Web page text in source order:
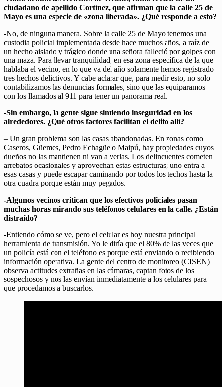
ciudadano de apellido Cortínez, que afirman que la calle 25 de
Mayo es una especie de «zona liberada». ¿Qué responde a esto?
-No, de ninguna manera. Sobre la calle 25 de Mayo tenemos una
custodia policial implementada desde hace muchos años, a raíz de
un hecho aislado y trágico donde una señora falleció por golpes con
una maza. Para llevar tranquilidad, en esa zona específica de la que
hablaba el vecino, en lo que va del año solamente hemos registrado
tres hechos delictivos. Y cabe aclarar que, para medir esto, no solo
contabilizamos las denuncias formales, sino que las equiparamos
con los llamados al 911 para tener un panorama real.
-Sin embargo, la gente sigue sintiendo inseguridad en los
alrededores. ¿Qué otros factores facilitan el delito allí?
– Un gran problema son las casas abandonadas. En zonas como
Caseros, Güemes, Pedro Echagüe o Maipú, hay propiedades cuyos
dueños no las mantienen ni van a verlas. Los delincuentes cometen
arrebatos ocasionales y aprovechan estas estructuras; uno entra a
esas casas y puede escapar caminando por todos los techos hasta la
otra cuadra porque están muy pegados.
-Algunos vecinos critican que los efectivos policiales pasan
muchas horas mirando sus teléfonos celulares en la calle. ¿Están
distraído?
-Entiendo cómo se ve, pero el celular es hoy nuestra principal
herramienta de transmisión. Yo le diría que el 80% de las veces que
un policía está con el teléfono es porque está enviando o recibiendo
información operativa. La gente del centro de monitoreo (CISEN)
observa actitudes extrañas en las cámaras, captan fotos de los
sospechosos y nos las envían inmediatamente a los celulares para
que procedamos a buscarlos.